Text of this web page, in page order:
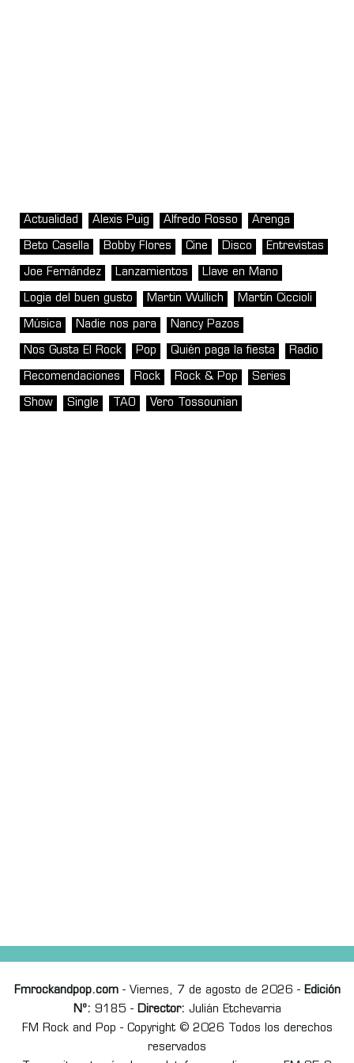
Actualidad Alexis Puig Alfredo Rosso Arenga
Beto Casella Bobby Flores Cine Disco Entrevistas
Joe Fernández Lanzamientos Llave en Mano
Logia del buen gusto Martin Wullich Martín Ciccioli
Música Nadie nos para Nancy Pazos
Nos Gusta El Rock Pop Quién paga la fiesta Radio
Recomendaciones Rock Rock & Pop Series
Show Single TAO Vero Tossounian
Fmrockandpop.com- Viernes, 7 de agosto de 2026 - Edición
Nº: 9185 - Director: Julián Etchevarria
FM Rock and Pop - Copyright © 2026 Todos los derechos
reservados